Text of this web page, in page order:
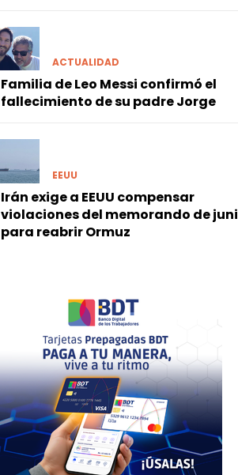
ACTUALIDAD
Familia de Leo Messi confirmó el
fallecimiento de su padre Jorge
EEUU
Irán exige a EEUU compensar
violaciones del memorando de
para reabrir Ormuz